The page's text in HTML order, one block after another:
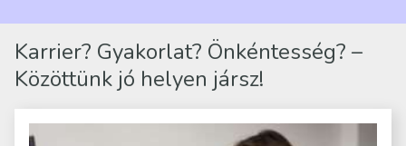
Karrier? Gyakorlat? Önkéntesség? –
Közöttünk jó helyen jársz!